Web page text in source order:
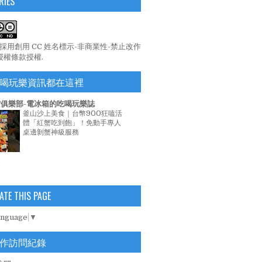
用創用 CC 姓名標示-非商業性-禁止改作
權條款授權.
玩樂資訊都在這裡
樂部-電冰箱的吃喝玩樂誌
釜山沙上美食｜台幣900狂嗑活
體「紅蟹吃到飽」！免動手專人
桌邊剝蟹神級服務
THIS PAGE
▼
訪問紀錄